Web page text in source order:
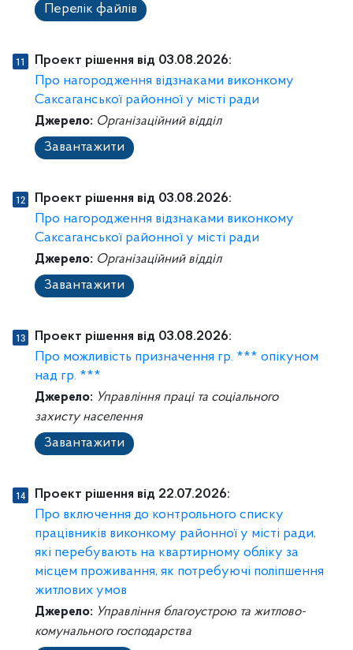
Перелік файлів
Проект рішення від 03.08.2026:
Про нагородження відзнаками виконкому
Саксаганської районної у місті ради
Джерело: Організаційний відділ
Завантажити
Проект рішення від 03.08.2026:
Про нагородження відзнаками виконкому
Саксаганської районної у місті ради
Джерело: Організаційний відділ
Завантажити
Проект рішення від 03.08.2026:
Про можливість призначення гр. *** опікуном
над гр. ***
Джерело: Управління праці та соціального
захисту населення
Завантажити
Проект рішення від 22.07.2026:
Про включення до контрольного списку
працівників виконкому районної у місті ради,
які перебувають на квартирному обліку за
місцем проживання, як потребуючі поліпшення
житлових умов
Джерело: Управління благоустрою та житлово-
комунального господарства